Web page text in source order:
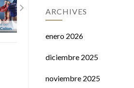
ARCHIVES
enero 2026
diciembre 2025
noviembre 2025